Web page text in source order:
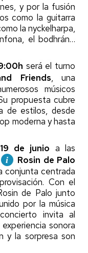
y por la fusión
como la guitarra
la nyckelharpa,
el bodhrán…
será el turno
Friends, una
músicos
propuesta cubre
de estilos, desde
moderna y hasta
de junio a las
Rosin de Palo
conjunta centrada
Con el
de Palo junto
por la música
invita al
sonora
y la sorpresa son